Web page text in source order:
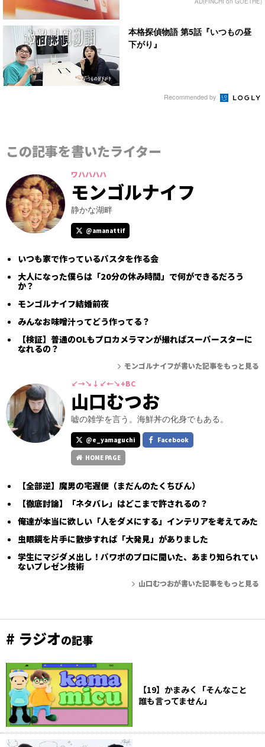
本格探偵物語 第5話『いつもの昼
下がり』
Recommended by
この記事を書いたライター
ワハハハハ
モンゴルナイフ
静かな湖畔
@amanattif
いつも家で作っているパスタを作る会
大人になった僕らは「20分の休み時間」で何ができるだろう
か？
モンゴルナイフ結婚前夜
みんなお味噌汁ってどう作ってる？
【検証】普通のOLもプロカメラマンが撮ればスーパースターに
なれるの？
モンゴルナイフが書いた記事をもっと見る
↙→↘↓↙←↘+BC
山口むつお
嘘の雑学を言う。海鮮丼の化身でもある。
@e_yamaguchi
Facebook
HOME PAGE
【全部逆】魔男の宅遅便（まだんのたくちびん）
【徹底討論】「ネタバレ」はどこまで許されるの？
俺達が本当に欲しい「人をダメにする」インテリアを考えてみた
虫眼鏡を片手に散歩すれば「大発見」がありました
学生にマジダメ出し！パワポのプロに聞いた、あまり知られてい
ないプレゼン技術
山口むつおが書いた記事をもっと見る
# ラジオの記事
【19】かまみく「そんなこと
誰も言ってません」